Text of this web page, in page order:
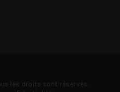
les droits sont réservés.